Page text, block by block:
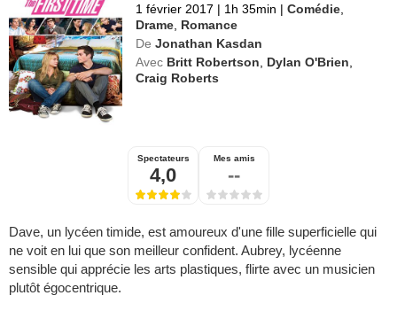
1 février 2017 | 1h 35min | Comédie
Drame Romance
De Jonathan Kasdan
Avec Britt Robertson Dylan O'Brien
Craig Roberts
Spectateurs
4,0
Mes amis
--
Dave, un lycéen timide, est amoureux d'une fille superficielle qui
ne voit en lui que son meilleur confident. Aubrey, lycéenne
sensible qui apprécie les arts plastiques, flirte avec un musicien
plutôt égocentrique.